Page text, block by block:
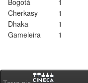
Bogotá
1
Cherkasy
1
Dhaka
1
Gameleira
1